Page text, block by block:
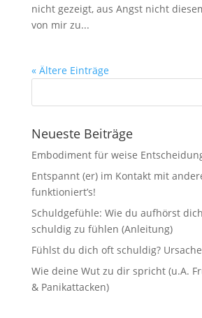
nicht gezeigt, aus Angst nicht
von mir zu...
« Ältere Einträge
Neueste Beiträge
Embodiment für weise
Entspannt (er) im Kontakt mit
funktioniert’s!
Schuldgefühle: Wie du aufhörst
schuldig zu fühlen (Anleitung)
Fühlst du dich oft schuldig?
Wie deine Wut zu dir spricht (u.A.
& Panikattacken)